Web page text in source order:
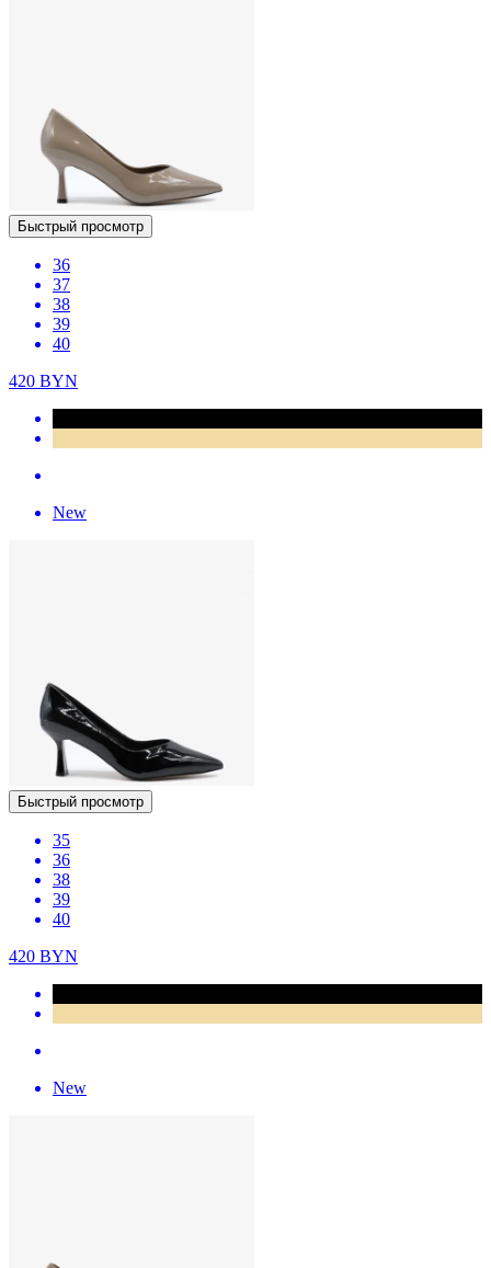
Быстрый просмотр
36
37
38
39
40
420 BYN
New
Быстрый просмотр
35
36
38
39
40
420 BYN
New